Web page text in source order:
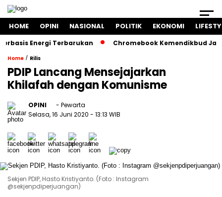
HOME OPINI NASIONAL POLITIK EKONOMI
Energi Terbarukan Chromebook Kemendikbud Jadi
Home / Rilis
PDIP Lancang Mensejajarkan
Khilafah dengan Komunisme
OPINI
- Pewarta
Selasa, 16 Juni 2020 - 13:13 WIB
Sekjen PDIP, Hasto Kristiyanto. (Foto : Instagram
@sekjenpdiperjuangan)